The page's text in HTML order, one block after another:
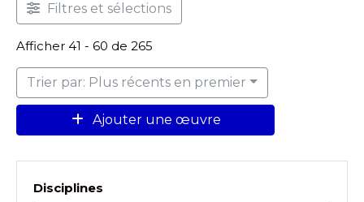
Filtres et sélections
Afficher 41 - 60 de 265
Trier par: Plus récents en premier
Ajouter une œuvre
Disciplines